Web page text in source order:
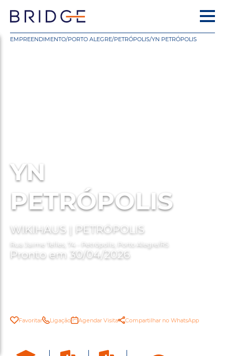
EMPREENDIMENTO/PORTO ALEGRE/PETRÓPOLIS/YN PETRÓPOLIS
YN
PETRÓPOLIS
WIKIHAUS | PETRÓPOLIS
Rua Jaime Telles, 74 - Petrópolis, Porto Alegre/RS
Pronto em 30/04/2026
Favoritar Ligação Agendar Visita Compartilhar no WhatsApp